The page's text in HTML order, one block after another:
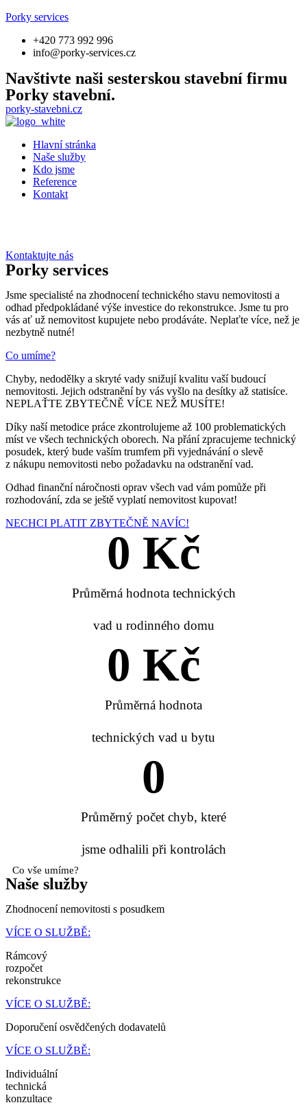
Porky services
+420 773 992 996
info@porky-services.cz
Navštivte naši sesterskou stavební firmu
Porky stavební.
porky-stavebni.cz
Hlavní stránka
Naše služby
Kdo jsme
Reference
Kontakt
Kontaktujte nás
Porky services
Jsme specialisté na zhodnocení technického stavu nemovitosti a
odhad předpokládané výše investice do rekonstrukce. Jsme tu pro
vás ať už nemovitost kupujete nebo prodáváte. Neplaťte více, než je
nezbytně nutné!
Co umíme?
Chyby, nedodělky a skryté vady snižují kvalitu vaší budoucí
nemovitosti. Jejich odstranění by vás vyšlo na desítky až statisíce.
NEPLAŤTE ZBYTEČNĚ VÍCE NEŽ MUSÍTE!
Díky naší metodice práce zkontrolujeme až 100 problematických
míst ve všech technických oborech. Na přání zpracujeme technický
posudek, který bude vaším trumfem při vyjednávání o slevě
z nákupu nemovitosti nebo požadavku na odstranění vad.
Odhad finanční náročnosti oprav všech vad vám pomůže při
rozhodování, zda se ještě vyplatí nemovitost kupovat!
NECHCI PLATIT ZBYTEČNĚ NAVÍC!
0 Kč
Průměrná hodnota technických
vad u rodinného domu
0 Kč
Průměrná hodnota
technických vad u bytu
0
Průměrný počet chyb, které
jsme odhalili při kontrolách
Co vše umíme?
Naše služby
Zhodnocení nemovitosti s posudkem
VÍCE O SLUŽBĚ:
Rámcový
rozpočet
rekonstrukce
VÍCE O SLUŽBĚ:
Doporučení osvědčených dodavatelů
VÍCE O SLUŽBĚ:
Individuální
technická
konzultace